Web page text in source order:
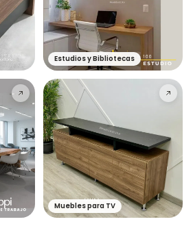
Estudios y Bibliotecas
Muebles para TV